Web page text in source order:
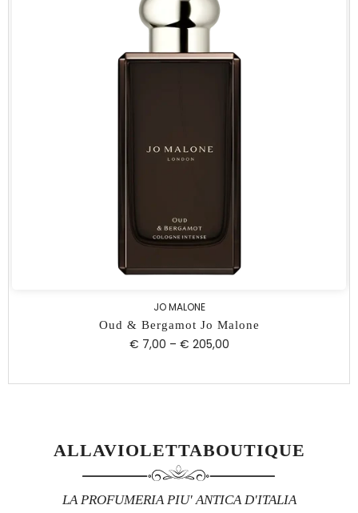
JO MALONE
Oud & Bergamot Jo Malone
€ 7,00 – € 205,00
ALLAVIOLETTABOUTIQUE
LA PROFUMERIA PIU' ANTICA D'ITALIA